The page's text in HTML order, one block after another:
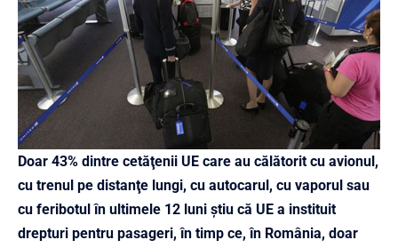
Doar 43% dintre cetăţenii UE care au călătorit cu avionul,
cu trenul pe distanţe lungi, cu autocarul, cu vaporul sau
cu feribotul în ultimele 12 luni ştiu că UE a instituit
drepturi pentru pasageri, în timp ce, în România, doar